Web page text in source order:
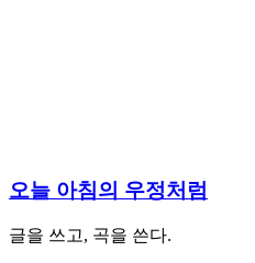
오늘 아침의 우정처럼
글을 쓰고, 곡을 쓴다.